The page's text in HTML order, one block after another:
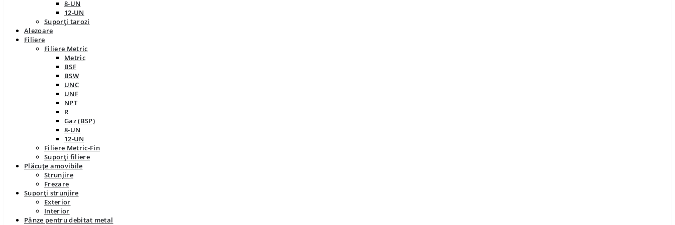
8-UN
12-UN
Suporți tarozi
Alezoare
Filiere
Filiere Metric
Metric
BSF
BSW
UNC
UNF
NPT
R
Gaz (BSP)
8-UN
12-UN
Filiere Metric-Fin
Suporți filiere
Plăcuțe amovibile
Strunjire
Frezare
Suporți strunjire
Exterior
Interior
Pânze pentru debitat metal